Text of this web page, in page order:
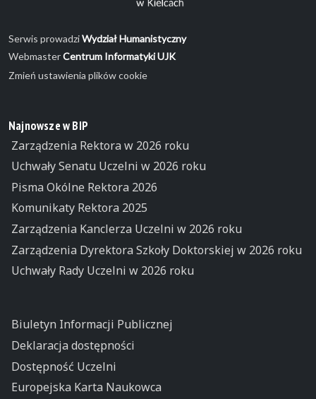
Serwis prowadziWydział Humanistyczny
WebmasterCentrum Informatyki UJK
Zmień ustawienia plików cookie
Najnowsze w BIP
Zarządzenia Rektora w 2026 roku
Uchwały Senatu Uczelni w 2026 roku
Pisma Okólne Rektora 2026
Komunikaty Rektora 2025
Zarządzenia Kanclerza Uczelni w 2026 roku
Zarządzenia Dyrektora Szkoły Doktorskiej w 2026 roku
Uchwały Rady Uczelni w 2026 roku
Biuletyn Informacji Publicznej
Deklaracja dostępności
Dostępność Uczelni
Europejska Karta Naukowca